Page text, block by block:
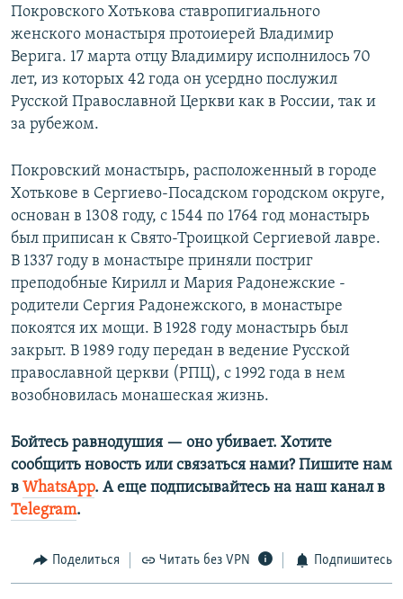
Покровского Хотькова ставропигиального
женского монастыря протоиерей Владимир
Верига. 17 марта отцу Владимиру исполнилось 70
лет, из которых 42 года он усердно послужил
Русской Православной Церкви как в России, так и
за рубежом.
Покровский монастырь, расположенный в городе
Хотькове в Сергиево-Посадском городском округе,
основан в 1308 году, с 1544 по 1764 год монастырь
был приписан к Свято-Троицкой Сергиевой лавре.
В 1337 году в монастыре приняли постриг
преподобные Кирилл и Мария Радонежские -
родители Сергия Радонежского, в монастыре
покоятся их мощи. В 1928 году монастырь был
закрыт. В 1989 году передан в ведение Русской
православной церкви (РПЦ), с 1992 года в нем
возобновилась монашеская жизнь.
Бойтесь равнодушия — оно убивает. Хотите
сообщить новость или связаться нами? Пишите нам
в WhatsApp. А еще подписывайтесь на наш канал в
Telegram.
Поделиться Читать без VPN Подпишитесь